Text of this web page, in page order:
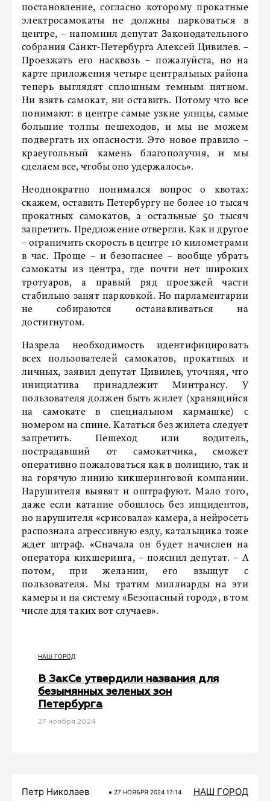
постановление, согласно которому прокатные
электросамокаты не должны парковаться в
центре, – напомнил депутат Законодательного
собрания Санкт-Петербурга Алексей Цивилев. –
Проезжать его насквозь – пожалуйста, но на
карте приложения четыре центральных района
теперь выглядят сплошным темным пятном.
Ни взять самокат, ни оставить. Потому что все
понимают: в центре самые узкие улицы, самые
большие толпы пешеходов, и мы не можем
подвергать их опасности. Это новое правило –
краеугольный камень благополучия, и мы
сделаем все, чтобы оно удержалось».
Неоднократно понимался вопрос о квотах:
скажем, оставить Петербургу не более 10 тысяч
прокатных самокатов, а остальные 50 тысяч
запретить. Предложение отвергли. Как и другое
– ограничить скорость в центре 10 километрами
в час. Проще – и безопаснее – вообще убрать
самокаты из центра, где почти нет широких
тротуаров, а правый ряд проезжей части
стабильно занят парковкой. Но парламентарии
не собираются останавливаться на
достигнутом.
Назрела необходимость идентифицировать
всех пользователей самокатов, прокатных и
личных, заявил депутат Цивилев, уточняя, что
инициатива принадлежит Минтрансу. У
пользователя должен быть жилет (хранящийся
на самокате в специальном кармашке) с
номером на спине. Кататься без жилета следует
запретить. Пешеход или водитель,
пострадавший от самокатчика, сможет
оперативно пожаловаться как в полицию, так и
на горячую линию кикшеринговой компании.
Нарушителя выявят и оштрафуют. Мало того,
даже если катание обошлось без инцидентов,
но нарушителя «срисовала» камера, а нейросеть
распознала агрессивную езду, катальщика тоже
ждет штраф. «Сначала он будет начислен на
оператора кикшеринга, – пояснил депутат. – А
потом, при желании, его взыщут с
пользователя. Мы тратим миллиарды на эти
камеры и на систему «Безопасный город», в том
числе для таких вот случаев».
НАШ ГОРОД
В ЗакСе утвердили названия для
безымянных зеленых зон
Петербурга
27 ноября 2024
Петр Николаев 27 НОЯБРЯ 2024 17:14 НАШ ГОРОД